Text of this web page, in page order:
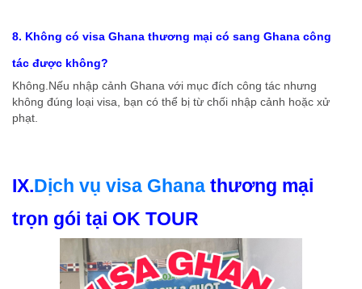
8. Không có visa Ghana thương mại có sang Ghana công
tác được không?
Không.Nếu nhập cảnh Ghana với mục đích công tác nhưng
không đúng loại visa, bạn có thể bị từ chối nhập cảnh hoặc xử
phạt.
IX.Dịch vụ visa Ghana thương mại
trọn gói tại OK TOUR